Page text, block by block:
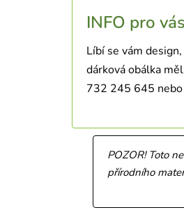
INFO pro vás
Líbí se vám
dárková obálka
732 245 645
POZOR! Toto
přírodního